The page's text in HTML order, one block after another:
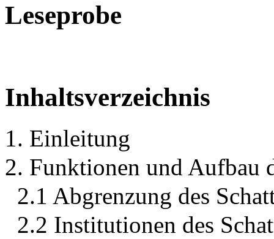
Leseprobe
Inhaltsverzeichnis
1. Einleitung
2. Funktionen und Aufbau
2.1 Abgrenzung des
2.2 Institutionen des